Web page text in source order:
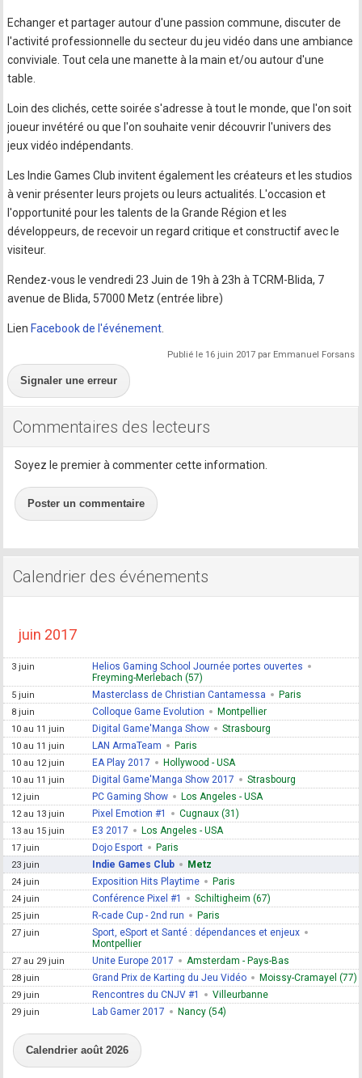
Echanger et partager autour d'une passion commune, discuter de
l'activité professionnelle du secteur du jeu vidéo dans une ambiance
conviviale. Tout cela une manette à la main et/ou autour d'une
table.
Loin des clichés, cette soirée s'adresse à tout le monde, que l'on soit
joueur invétéré ou que l'on souhaite venir découvrir l'univers des
jeux vidéo indépendants.
Les Indie Games Club invitent également les créateurs et les studios
à venir présenter leurs projets ou leurs actualités. L'occasion et
l'opportunité pour les talents de la Grande Région et les
développeurs, de recevoir un regard critique et constructif avec le
visiteur.
Rendez-vous le vendredi 23 Juin de 19h à 23h à TCRM-Blida, 7
avenue de Blida, 57000 Metz (entrée libre)
LienFacebook de l'événement
Publié le 16 juin 2017 par Emmanuel Forsans
Signaler une erreur
Commentaires des lecteurs
Soyez le premier à commenter cette information.
Poster un commentaire
Calendrier des événements
juin 2017
3 juin
Helios Gaming School Journée portes ouvertes
Freyming-Merlebach (57)
5 juin Masterclass de Christian Cantamessa Paris
8 juin Colloque Game Evolution Montpellier
10 au 11 juin Digital Game'Manga Show Strasbourg
10 au 11 juin LAN ArmaTeam Paris
10 au 12 juin EA Play 2017 Hollywood - USA
10 au 11 juin Digital Game'Manga Show 2017 Strasbourg
12 juin PC Gaming Show Los Angeles - USA
12 au 13 juin Pixel Emotion #1 Cugnaux (31)
13 au 15 juin E3 2017 Los Angeles - USA
17 juin Dojo Esport Paris
23 juin Indie Games Club Metz
24 juin Exposition Hits Playtime Paris
24 juin Conférence Pixel #1 Schiltigheim (67)
25 juin R-cade Cup - 2nd run Paris
27 juin
Sport, eSport et Santé : dépendances et enjeux
Montpellier
27 au 29 juin Unite Europe 2017 Amsterdam - Pays-Bas
28 juin Grand Prix de Karting du Jeu Vidéo Moissy-Cramayel (77)
29 juin Rencontres du CNJV #1 Villeurbanne
29 juin Lab Gamer 2017 Nancy (54)
Calendrier août 2026